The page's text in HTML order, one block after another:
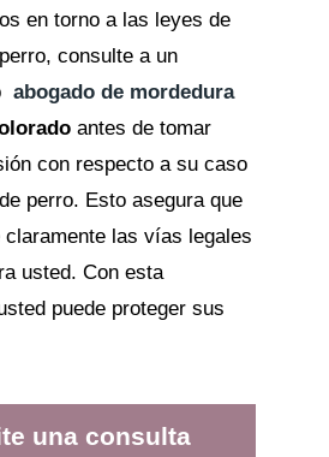
en torno a las leyes de
consulte a un
abogado de mordedura
antes de tomar
con respecto a su caso
perro. Esto asegura que
claramente las vías legales
usted. Con esta
puede proteger sus
una consulta